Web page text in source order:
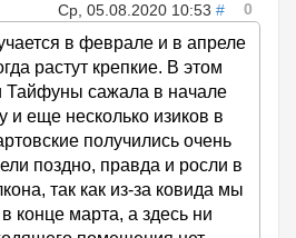
Ср, 05.08.2020 10:53 # 0
в феврале и в апреле
растут крепкие. В этом
Тайфуны сажала в начале
еще несколько изиков в
получились очень
поздно, правда и росли в
так как из-за ковида мы
конце марта, а здесь ни